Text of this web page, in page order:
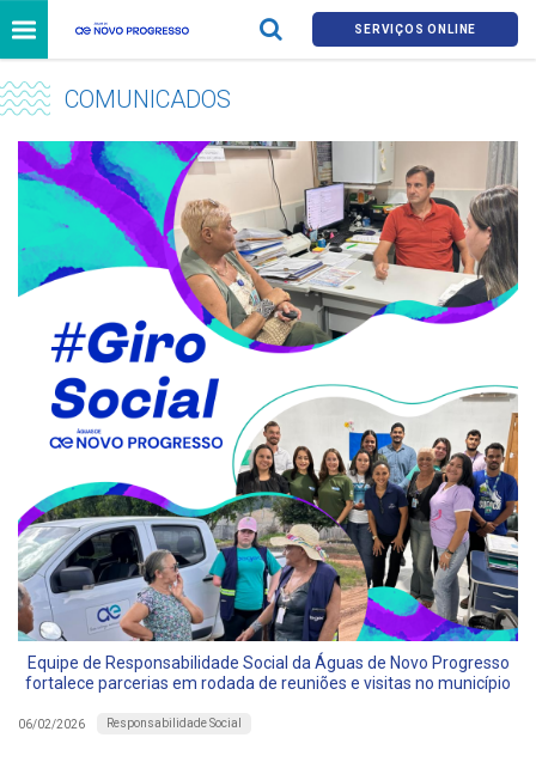
SERVIÇOS ONLINE
COMUNICADOS
Equipe de Responsabilidade Social da Águas de Novo Progresso
fortalece parcerias em rodada de reuniões e visitas no município
06/02/2026 Responsabilidade Social